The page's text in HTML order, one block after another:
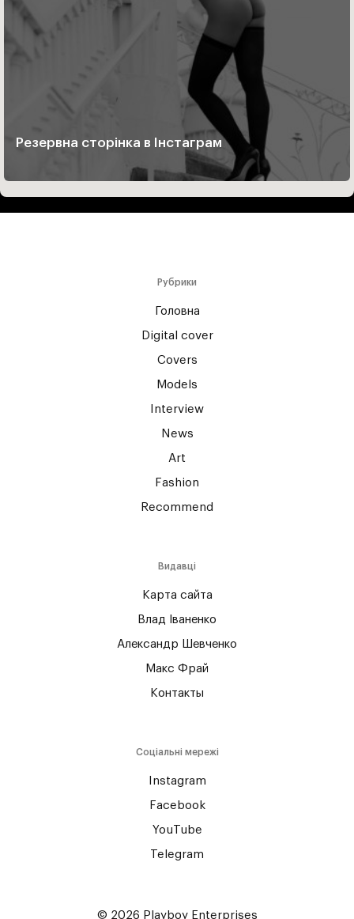
Резервна сторінка в Інстаграм
Рубрики
Головна
Digital cover
Covers
Models
Interview
News
Art
Fashion
Recommend
Видавці
Карта сайта
Влад Іваненко
Александр Шевченко
Макс Фрай
Контакты
Соціальні мережі
Instagram
Facebook
YouTube
Telegram
© 2026 Playboy Enterprises